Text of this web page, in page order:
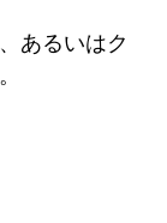
あるいはク